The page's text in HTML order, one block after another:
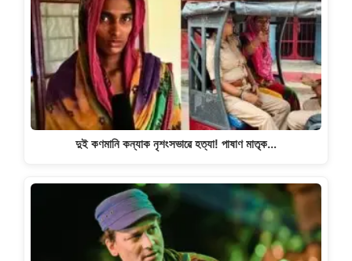
দুই কণমানি কন্যাক নৃশংসভাৱে হত্যা! পাষাণ মাতৃক…